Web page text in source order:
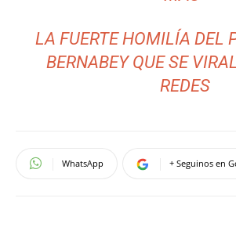
LA FUERTE HOMILÍA DEL
BERNABEY QUE SE
REDES
WhatsApp + Seguinos en